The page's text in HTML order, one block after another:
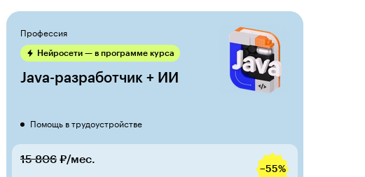
Профессия
Нейросети — в программе курса
Java-разработчик + ИИ
Помощь в трудоустройстве
15 806 ₽/мес.
−55%